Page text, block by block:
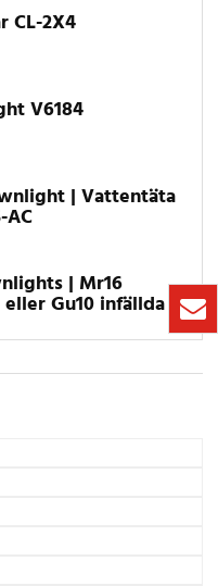
CL-2X4
V6184
| Vattentäta
| Mr16
Gu10 infällda